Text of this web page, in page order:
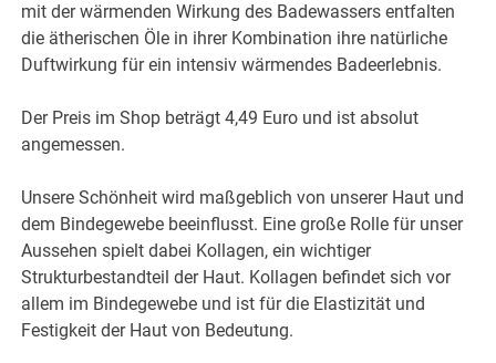
mit der wärmenden Wirkung des Badewassers entfalten
die ätherischen Öle in ihrer Kombination ihre natürliche
Duftwirkung für ein intensiv wärmendes Badeerlebnis.
Der Preis im Shop beträgt 4,49 Euro und ist absolut
angemessen.
Unsere Schönheit wird maßgeblich von unserer Haut und
dem Bindegewebe beeinflusst. Eine große Rolle für unser
Aussehen spielt dabei Kollagen, ein wichtiger
Strukturbestandteil der Haut. Kollagen befindet sich vor
allem im Bindegewebe und ist für die Elastizität und
Festigkeit der Haut von Bedeutung.